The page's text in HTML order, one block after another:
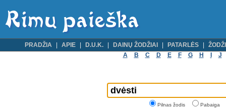
PRADŽIA APIE D.U.K. DAINŲ ŽODŽIAI PATARLĖS
A
B C D E F G H J
Pilnas žodis Pabaiga